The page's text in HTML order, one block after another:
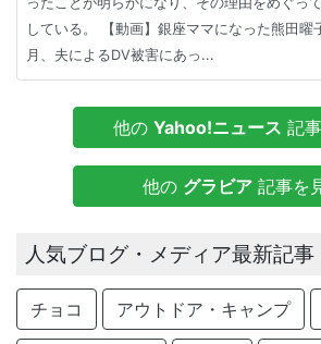
している。 【動画】銀座ママになった熊田曜
月、夫によるDV被害にあっ...
他の Yahoo!ニュース 記
他の グラビア 記事を
人気ブログ・メディア最新記事
チョコ アウトドア・キャンプ